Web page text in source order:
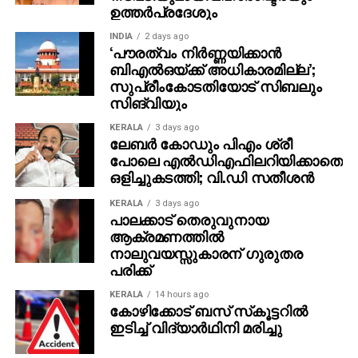
കെട്ടിടത്തിന്റെ കേടുപാടുകള്‍, തകര്‍ന്ന ചില്ലുകളും
പൈപ്പുകളും സീലിങ്ങുകളും എന്നിവ കാരണം കെട്ടിടം
വര്‍ഷങ്ങളോളം ‘കാടുകയറി’ കിടക്കുകയായിരുന്നു.
3.85 കോടി രൂപ ചെലവഴിച്ച് മൂന്ന് നിലകളായി നിര്‍മ്മിച്ച
കെട്ടിടത്തില്‍ നാല് ക്ലാസ് മുറി, ഒപി, 500 പേര്‍ക്ക്
ഇരിക്കാവുന്ന ഓഡിറ്റോറിയം, ലൈബ്രറി, ക്ലിനിക്കുകള്‍
തുടങ്ങിയ സൗകര്യങ്ങള്‍ ഒരുക്കിയിട്ടുണ്ടെങ്കിലും
ഇന്‍ടീരിയര്‍ നിര്‍മാണ ഗുണനിലവാരത്തിലെ പിഴവുകള്‍
അപകട സാധ്യത വര്‍ധിപ്പിക്കുകയാണെന്നതാണ്
വിദഗ്ധരുടെ മുന്നറിയിപ്പ്.
ഇതുപോലുള്ള നിര്‍മാണ പിഴവുകള്‍ തുടരുന്നിടത്ത്,
ചികിത്സ തേടുന്നത് തന്നെ ജീവന്‍
പണയംവെക്കലാണെന്ന് അമ്പലപ്പുഴയിലെ നാട്ടുകാരും
രോഗികളും പറയുന്നു.
ഉത്തർപ്രദേശും
INDIA 2 days ago
‘പൗരത്വം നിര്‍ണ്ണയിക്കാന്‍
ബിഎല്‍ഒയ്ക്ക് അധികാരമില്ല’;
സുപ്രീംകോടതിയോട് സിബലും
സിങ്‌വിയും
KERALA 3 days ago
ലേബര്‍ കോഡും പിഎം ശ്രീ
പോലെ എല്‍ഡിഎഫിലറിയിക്കാതെ
ഒളിച്ചുകടത്തി; വി.ഡി സതീശന്‍
KERALA 3 days ago
പാലക്കാട് തെരുവുനായ
ആക്രമണത്തില്‍
നാലുവയസ്സുകാരന് ഗുരുതര
പരിക്ക്
KERALA 14 hours ago
കോഴിക്കോട് ബസ് സ്‌കൂട്ടറില്‍
ഇടിച്ച് വിദ്യാര്‍ഥിനി മരിച്ചു